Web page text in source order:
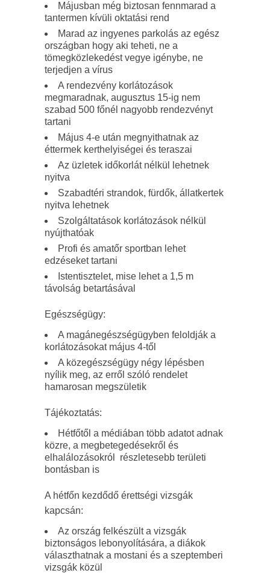
Májusban még biztosan fennmarad a
tantermen kívüli oktatási rend
Marad az ingyenes parkolás az egész
országban hogy aki teheti, ne a
tömegközlekedést vegye igénybe, ne
terjedjen a vírus
A rendezvény korlátozások
megmaradnak, augusztus 15-ig nem
szabad 500 főnél nagyobb rendezvényt
tartani
Május 4-e után megnyithatnak az
éttermek kerthelyiségei és teraszai
Az üzletek időkorlát nélkül lehetnek
nyitva
Szabadtéri strandok, fürdők, állatkertek
nyitva lehetnek
Szolgáltatások korlátozások nélkül
nyújthatóak
Profi és amatőr sportban lehet
edzéseket tartani
Istentisztelet, mise lehet a 1,5 m
távolság betartásával
Egészségügy:
A magánegészségügyben feloldják a
korlátozásokat május 4-től
A közegészségügy négy lépésben
nyílik meg, az erről szóló rendelet
hamarosan megszületik
Tájékoztatás:
Hétfőtől a médiában több adatot adnak
közre, a megbetegedésekről és
elhalálozásokról részletesebb területi
bontásban is
A hétfőn kezdődő érettségi vizsgák
kapcsán:
Az ország felkészült a vizsgák
biztonságos lebonyolítására, a diákok
választhatnak a mostani és a szeptemberi
vizsgák közül